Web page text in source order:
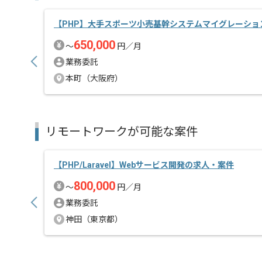
【PHP】大手スポーツ小売基幹システムマイグレーシ
〜650,000 円／月
業務委託
本町（大阪府）
リモートワークが可能な案件
【PHP/Laravel】Webサービス開発の求人・案件
〜800,000 円／月
業務委託
神田（東京都）